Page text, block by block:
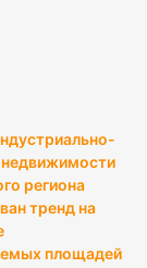
региона
тренд на
площадей